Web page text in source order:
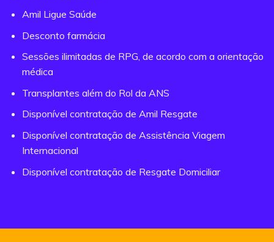
Amil Ligue Saúde
Desconto farmácia
Sessões ilimitadas de RPG, de acordo com a orientação
médica
Transplantes além do Rol da ANS
Disponível contratação de Amil Resgate
Disponível contratação de Assistência Viagem
Internacional
Disponível contratação de Resgate Domiciliar